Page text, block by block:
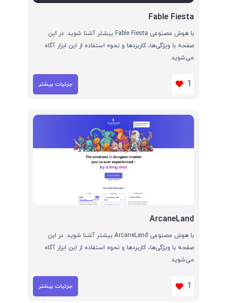
Fable Fiesta
با هوش مصنوعی Fable Fiesta بیشتر آشنا شوید. در این
صفحه با ویژگی‌ها، کاربردها و نحوه استفاده از این ابزار آگاه
می‌شوید
1 جزئیات بیشتر
ArcaneLand
با هوش مصنوعی ArcaneLand بیشتر آشنا شوید. در این
صفحه با ویژگی‌ها، کاربردها و نحوه استفاده از این ابزار آگاه
می‌شوید
1 جزئیات بیشتر